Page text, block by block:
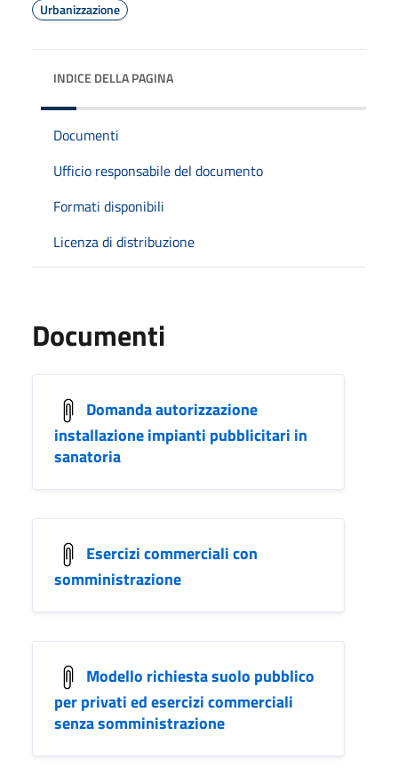
Urbanizzazione
INDICE DELLA PAGINA
Documenti
Ufficio responsabile del documento
Formati disponibili
Licenza di distribuzione
Documenti
Domanda autorizzazione
installazione impianti pubblicitari in
sanatoria
Esercizi commerciali con
somministrazione
Modello richiesta suolo pubblico
per privati ed esercizi commerciali
senza somministrazione